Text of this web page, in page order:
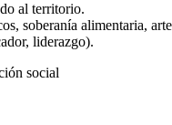
al territorio.
soberanía alimentaria,
liderazgo).
social